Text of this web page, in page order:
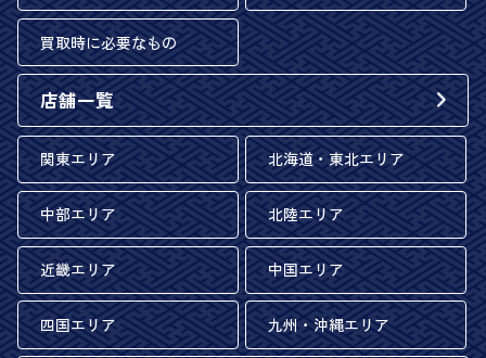
買取時に必要なもの
店舗一覧
関東エリア 北海道・東北エリア
中部エリア 北陸エリア
近畿エリア 中国エリア
四国エリア 九州・沖縄エリア